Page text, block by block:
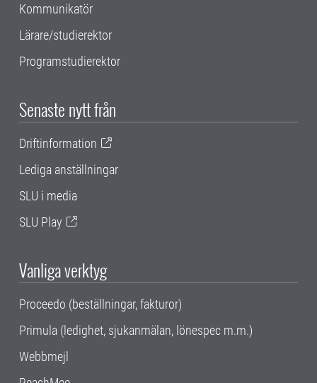
Kommunikatör
Lärare/studierektor
Programstudierektor
Senaste nytt från
Driftinformation
Lediga anställningar
SLU i media
SLU Play
Vanliga verktyg
Proceedo (beställningar, fakturor)
Primula (ledighet, sjukanmälan, lönespec m.m.)
Webbmejl